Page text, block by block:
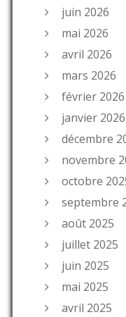
juin 2026
mai 2026
avril 2026
mars 2026
février 2026
janvier 2026
décembre
novembre
octobre
septembre
août 2025
juillet 2025
juin 2025
mai 2025
avril 2025